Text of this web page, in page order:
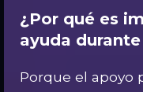
¿Por qué es
ayuda
Porque el apoyo